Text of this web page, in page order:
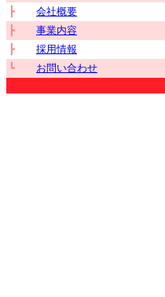
┣
会社概要
┣
事業内容
┣
採用情報
┗
お問い合わせ